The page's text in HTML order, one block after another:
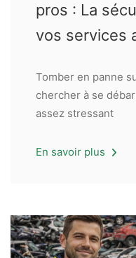
pros : La
vos services
Tomber en panne
chercher à se
assez stressant
En savoir plus